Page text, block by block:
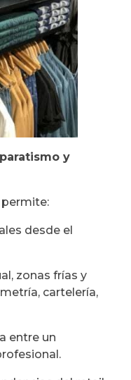
y
desde el
zonas frías y
cartelería,
entre un